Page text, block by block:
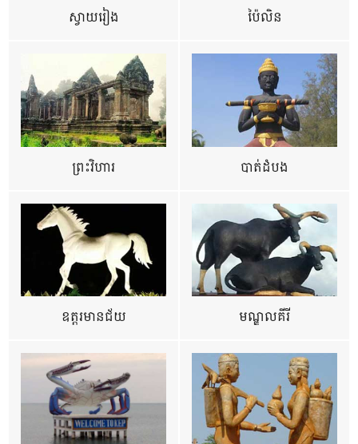
ស្វាយរៀង ប៉ៃលិន
ព្រះវិហារ បាត់ដំបង
ឧត្ដរមានជ័យ មណ្ឌលគីរី